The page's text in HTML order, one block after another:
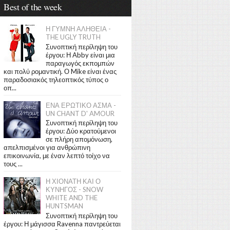
Best of the week
Η ΓΥΜΝΗ ΑΛΗΘΕΙΑ -
THE UGLY TRUTH
Συνοπτική περίληψη του
έργου: Η Abby είναι μια
παραγωγός εκπομπών
και πολύ ρομαντική. Ο Mike είναι ένας
παραδοσιακός τηλεοπτικός τύπος ο
οπ...
ΕΝΑ ΕΡΩΤΙΚΟ ΑΣΜΑ -
UN CHANT D' AMOUR
Συνοπτική περίληψη του
έργου: Δύο κρατούμενοι
σε πλήρη απομόνωση,
απελπισμένοι για ανθρώπινη
επικοινωνία, με έναν λεπτό τοίχο να
τους ...
Η ΧΙΟΝΑΤΗ ΚΑΙ Ο
ΚΥΝΗΓΟΣ - SNOW
WHITE AND THE
HUNTSMAN
Συνοπτική περίληψη του
έργου: Η μάγισσα Ravenna παντρεύεται